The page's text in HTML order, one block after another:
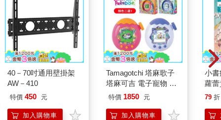
40－70吋通用壁掛架
AW－410
特價 450 元
加入購物車
Tamagotchi 塔麻歌子
塔麻可吉 電子寵物 樂
園系列（熱帶橙果／極
特價 1850 元
加入購物車
小
蘿
79 折